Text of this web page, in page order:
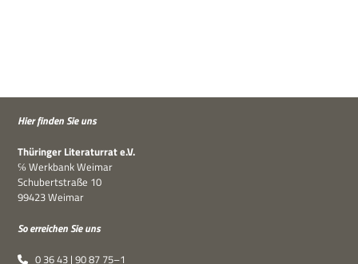
Hier fin­den Sie uns
Thü­rin­ger Lite­ra­tur­rat e.V.
℅ Werk­bank Weimar
Schu­bert­straße 10
99423 Weimar
So errei­chen Sie uns
0 36 43 | 90 87 75–1